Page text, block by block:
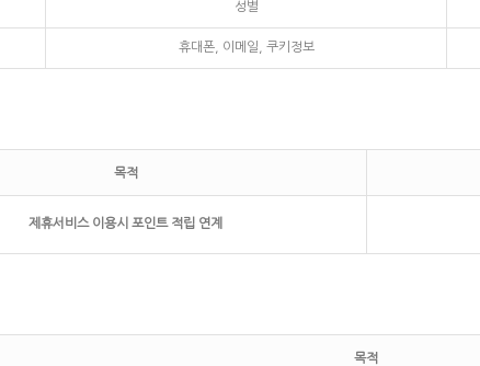
성별
휴대폰, 이메일, 쿠키정보
목적
제휴서비스 이용시 포인트 적립 연계
목적